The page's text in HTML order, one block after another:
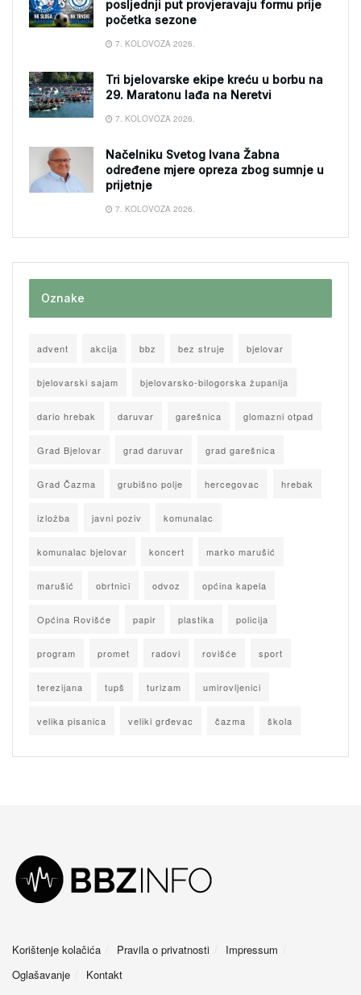
posljednji put provjeravaju formu prije
početka sezone
7. KOLOVOZA 2026.
Tri bjelovarske ekipe kreću u borbu na
29. Maratonu lađa na Neretvi
7. KOLOVOZA 2026.
Načelniku Svetog Ivana Žabna
određene mjere opreza zbog sumnje u
prijetnje
7. KOLOVOZA 2026.
Oznake
advent akcija bbz bez struje bjelovar
bjelovarski sajam bjelovarsko-bilogorska županija
dario hrebak daruvar garešnica glomazni otpad
Grad Bjelovar grad daruvar grad garešnica
Grad Čazma grubišno polje hercegovac hrebak
izložba javni poziv komunalac
komunalac bjelovar koncert marko marušić
marušić obrtnici odvoz općina kapela
Općina Rovišće papir plastika policija
program promet radovi rovišće sport
terezijana tupš turizam umirovljenici
velika pisanica veliki grđevac čazma škola
Korištenje kolačića Pravila o privatnosti
Impressum
Oglašavanje
Kontakt